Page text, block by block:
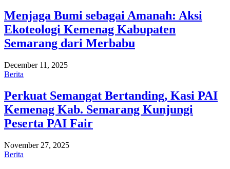
Menjaga Bumi sebagai Amanah: Aksi
Ekoteologi Kemenag Kabupaten
Semarang dari Merbabu
December 11, 2025
Berita
Perkuat Semangat Bertanding, Kasi PAI
Kemenag Kab. Semarang Kunjungi
Peserta PAI Fair
November 27, 2025
Berita